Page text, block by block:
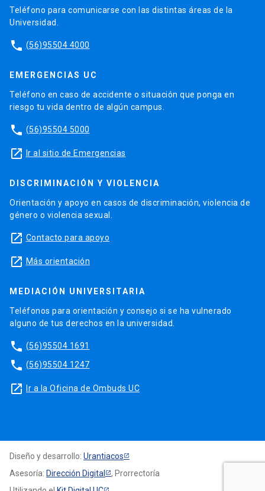
Teléfono para comunicarse con las distintas áreas de la
Universidad.
phone (56)95504 4000
EMERGENCIAS UC
Teléfono en caso de accidente o situación que ponga en
riesgo tu vida dentro de algún campus.
phone (56)95504 5000
launch Ir al sitio de Emergencias
DISCRIMINACIÓN Y VIOLENCIA
Orientación y apoyo en casos de discriminación, violencia de
género o violencia sexual.
launch Contacto para apoyo
launch Más orientación
MEDIACIÓN UNIVERSITARIA
Teléfonos para orientación y consejo si se ha vulnerado
alguno de tus derechos en la universidad.
phone (56)95504 1691
phone (56)95504 1247
launch Ir a la Oficina de Ombuds UC
Diseño y desarrollo: Urantiacos
Asesoría: Dirección Digital
, Prorrectoría